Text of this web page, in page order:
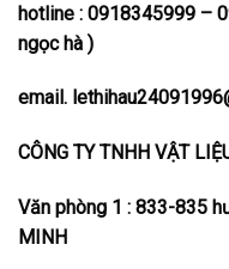
hotline : 0918345999 –
ngọc hà )
email.
CÔNG TY TNHH VẬT
Văn phòng 1 : 833-835
MINH